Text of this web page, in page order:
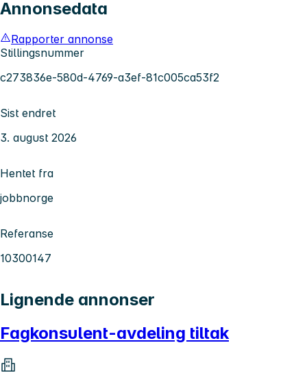
Annonsedata
Rapporter annonse
Stillingsnummer
c273836e-580d-4769-a3ef-81c005ca53f2
Sist endret
3. august 2026
Hentet fra
jobbnorge
Referanse
10300147
Lignende annonser
Fagkonsulent-avdeling tiltak